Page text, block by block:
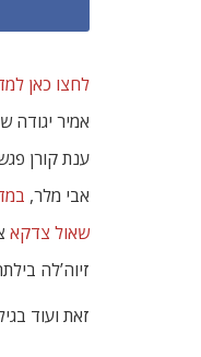
לחצו כאן
אמיר יגודה
ענת קורן
אבי מלר,
שאול צדקא
זיוה’לה
זאת ועוד